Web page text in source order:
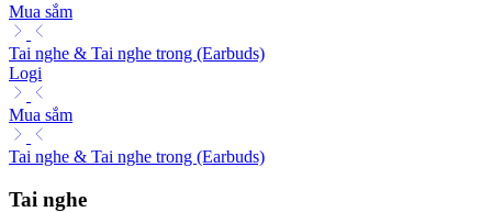
Mua sắm
Tai nghe & Tai nghe trong (Earbuds)
Logi
Mua sắm
Tai nghe & Tai nghe trong (Earbuds)
Tai nghe